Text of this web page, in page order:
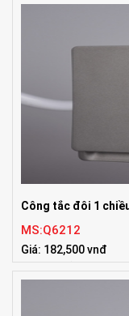
Công tắc đôi 1
MS:Q6212
Giá: 182,500 vnđ
Tiêu